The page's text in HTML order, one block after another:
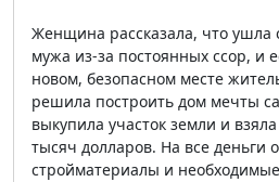
Женщина рассказала, что ушла
мужа из-за постоянных ссор, и
новом, безопасном месте
решила построить дом мечты
выкупила участок земли и
тысяч долларов. На все деньги
стройматериалы и